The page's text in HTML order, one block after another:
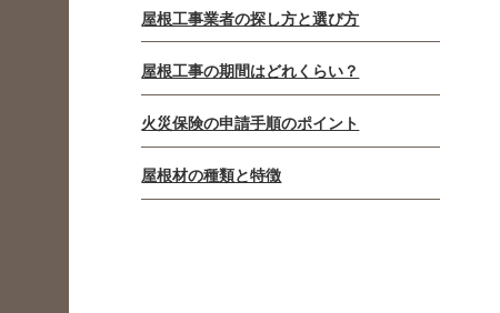
屋根工事業者の探し方と選び方
屋根工事の期間はどれくらい？
火災保険の申請手順のポイント
屋根材の種類と特徴